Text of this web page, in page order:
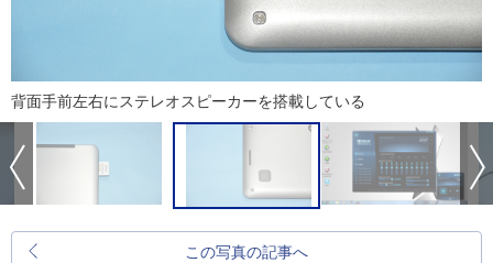
背面手前左右にステレオスピーカーを搭載している
この写真の記事へ